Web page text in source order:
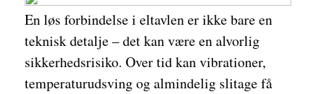
En løs forbindelse i eltavlen er ikke bare en
teknisk detalje – det kan være en alvorlig
sikkerhedsrisiko. Over tid kan vibrationer,
temperaturudsving og almindelig slitage få